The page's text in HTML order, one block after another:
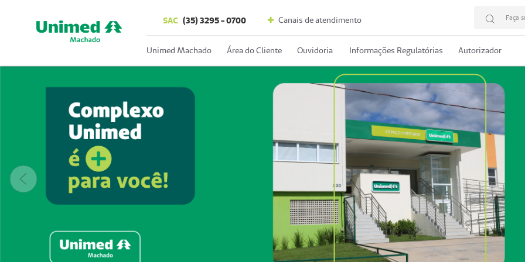
SAC (35) 3295 - 0700 Canais de atendimento Faça
Unimed Machado Área do Cliente Ouvidoria Informações Regulatórias Autorizador
Anterior